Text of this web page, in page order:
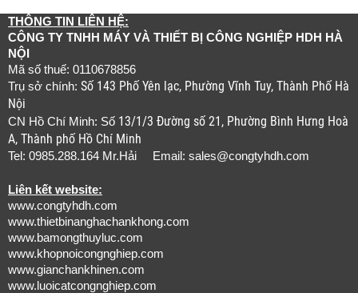
THÔNG TIN LIÊN HỆ:
CÔNG TY TNHH MÁY VÀ THIẾT BỊ CÔNG NGHIỆP HDH HÀ
NỘI
Mã số thuế: 0110678856
Trụ sở chính: Số 143 Phố Yên lạc, Phường Vĩnh Tuy, Thành Phố Hà
Nội
CN Hồ Chí Minh: Số 13/1/3 Đường số 21, Phường Bình Hưng Hoà
A, Thành phố Hồ Chí Minh
Tel: 0985.288.164 Mr.Hải Email: sales@congtyhdh.com
Liên kết website:
www.congtyhdh.com
www.thietbinanghachankhong.com
www.bamongthuyluc.com
www.khopnoicongnghiep.com
www.gianchankhinen.com
www.luoicatcongnghiep.com